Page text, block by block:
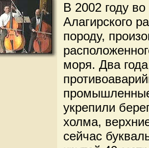
В 2002 году
Алагирского
породу,
моря. Два
укрепили
холма,
сейчас